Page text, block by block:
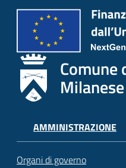
Comune
Milanese
AMMINISTRAZIONE
Organi di governo